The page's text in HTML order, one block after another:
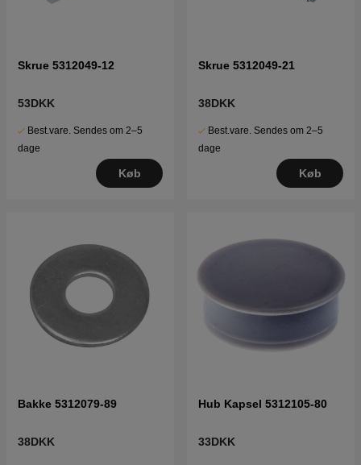
Skrue 5312049-12
53DKK
Best.vare. Sendes om 2–5
dage
Køb
Skrue 5312049-21
38DKK
Best.vare. Sendes om 2–5
dage
Køb
Bakke 5312079-89
38DKK
Hub Kapsel 5312105-80
33DKK